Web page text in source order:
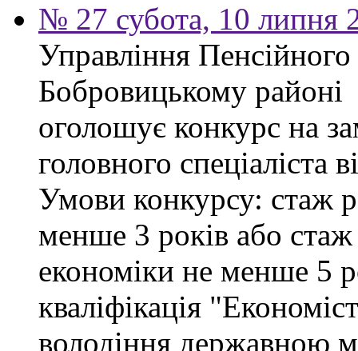
№ 27 субота, 10 липня
Управління
Бобровицькому районі
оголошує конкурс на
головного спеціаліста
Умови конкурсу: стаж
менше 3 років або
економіки не менше 5
кваліфікація
володіння державною